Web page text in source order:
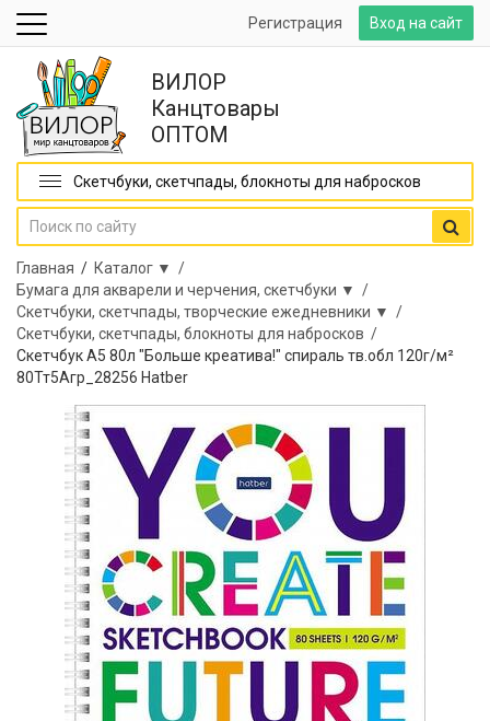
Вход на сайт
Регистрация
ВИЛОР
Канцтовары
ОПТОМ
Скетчбуки, скетчпады, блокноты для набросков
Главная / Каталог ▼ /
Бумага для акварели и черчения, скетчбуки ▼ /
Скетчбуки, скетчпады, творческие ежедневники ▼ /
Скетчбуки, скетчпады, блокноты для набросков /
Скетчбук А5 80л "Больше креатива!" спираль тв.обл 120г/м²
80Тт5Агр_28256 Hatber